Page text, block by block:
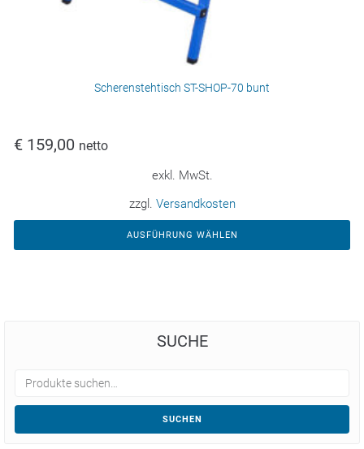
Scherenstehtisch ST-SHOP-70 bunt
€ 159,00 netto
exkl. MwSt.
zzgl. Versandkosten
AUSFÜHRUNG WÄHLEN
SUCHE
SUCHEN